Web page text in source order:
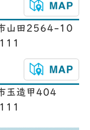
山田2564-10
玉造甲404